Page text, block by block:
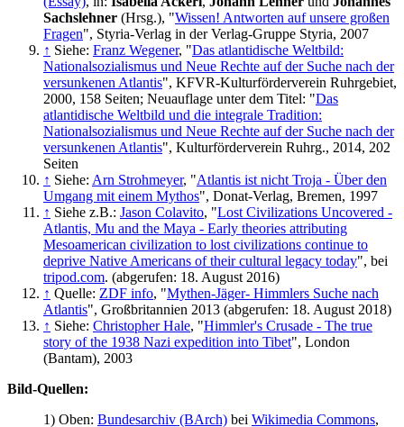
Sachslehner (Hrsg.), "Wissen! Antworten auf unsere großen
Fragen", Styria-Verlag in der Verlag-Gruppe Styria, 2007
↑ Siehe: Franz Wegener, "Das atlantidische Weltbild:
Nationalsozialismus und Neue Rechte auf der Suche nach der
versunkenen Atlantis", KFVR-Kulturförderverein Ruhrgebiet,
2000, 158 Seiten; Neuauflage unter dem Titel: "Das
atlantidische Weltbild und die integrale Tradition:
Nationalsozialismus und Neue Rechte auf der Suche nach der
versunkenen Atlantis", Kulturförderverein Ruhrg., 2014, 202
Seiten
↑ Siehe: Arn Strohmeyer, "Atlantis ist nicht Troja - Über den
Umgang mit einem Mythos", Donat-Verlag, Bremen, 1997
↑ Siehe z.B.: Jason Colavito, "Lost Civilizations Uncovered -
Atlantis, Mu and the Maya - Early theories attributing
Mesoamerican civilization to lost civilizations continue to
deprive Native Americans of their cultural legacy today", bei
tripod.com. (abgerufen: 18. August 2016)
↑ Quelle: ZDF info, "Mythen-Jäger- Himmlers Suche nach
Atlantis", Großbritannien 2013 (abgerufen: 18. August 2018)
↑ Siehe: Christopher Hale, "Himmler's Crusade - The true
story of the 1938 Nazi expedition into Tibet", London
(Bantam), 2003
Bild-Quellen:
1) Oben: Bundesarchiv (BArch) bei Wikimedia Commons,